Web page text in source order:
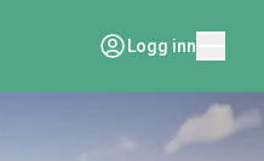
Logg inn